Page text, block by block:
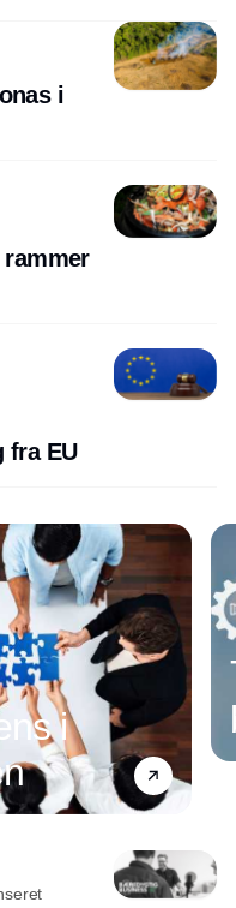
i
rammer
fra EU
i